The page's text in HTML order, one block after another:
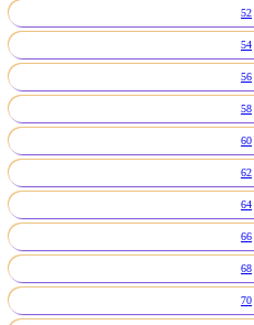
52
54
56
58
60
62
64
66
68
70